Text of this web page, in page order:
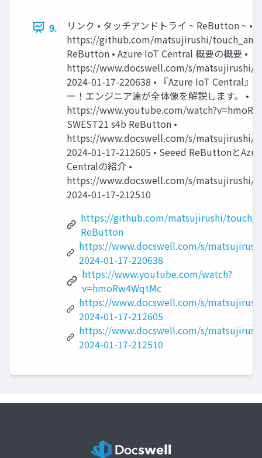
9.
リンク • タッチアンドトライ ~ ReButton ~ •
https://github.com/matsujirushi/
ReButton • Azure IoT Central 概要の概要 •
https://www.docswell.com/s/matsujirushi/
2024-01-17-220638 • 『Azure IoT Central』
ー！エンジニア達が全体像を解説します。 •
https://www.youtube.com/
SWEST21 s4b ReButton •
https://www.docswell.com/s/matsujirushi/
2024-01-17-212605 • Seeed ReButtonと
Centralの紹介 •
https://www.docswell.com/s/matsujirushi/
2024-01-17-212510
https://github.com/matsujirushi/
ReButton
https://www.docswell.com/s/
2024-01-17-220638
https://www.youtube.com/watch?
v=hmoRw4WqtMc
https://www.docswell.com/s/
2024-01-17-212605
https://www.docswell.com/s/
2024-01-17-212510